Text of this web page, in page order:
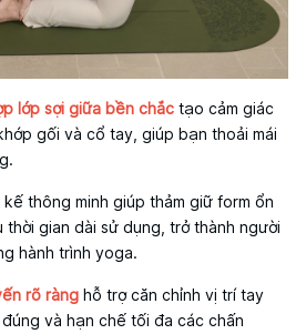
lớp sợi giữa bền chắc tạo cảm giác
gối và cổ tay, giúp bạn thoải mái
thông minh giúp thảm giữ form ổn
gian dài sử dụng, trở thành người
hành trình yoga.
rõ ràng hỗ trợ căn chỉnh vị trí tay
và hạn chế tối đa các chấn